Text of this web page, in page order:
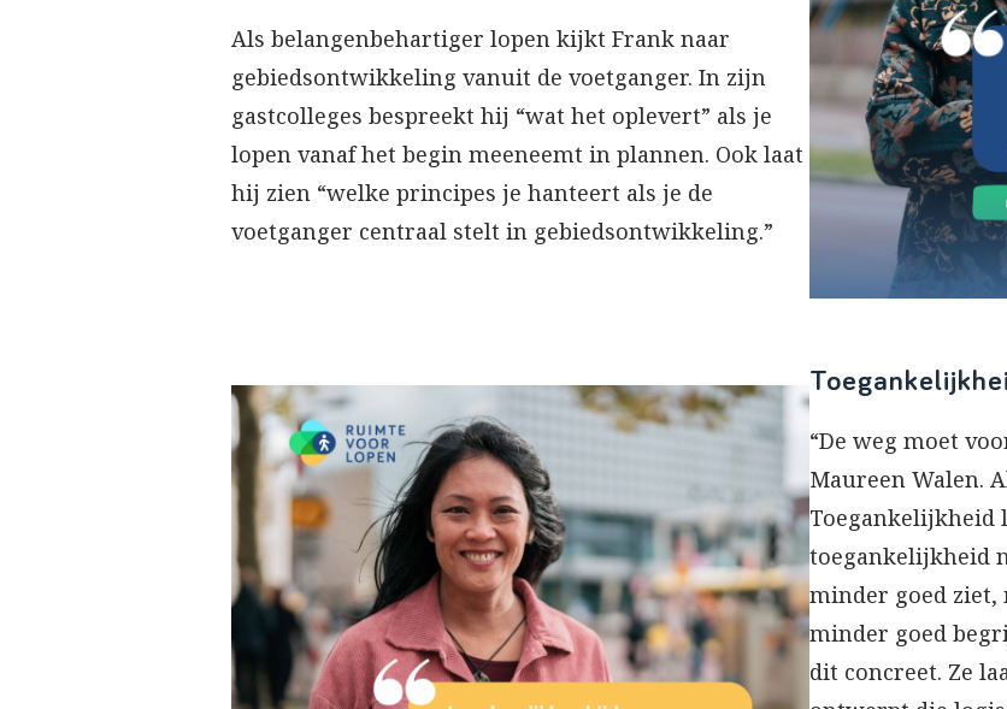
Als belangenbehartiger lopen kijkt Frank naar
gebiedsontwikkeling vanuit de voetganger. In zijn
gastcolleges bespreekt hij “wat het oplevert” als je
lopen vanaf het begin meeneemt in plannen. Ook laat
hij zien “welke principes je hanteert als je de
voetganger centraal stelt in gebiedsontwikkeling.”
“De weg moet
Maureen Walen.
Toegankelijkheid
toegankelijkheid
minder goed ziet,
minder goed
dit concreet. Ze